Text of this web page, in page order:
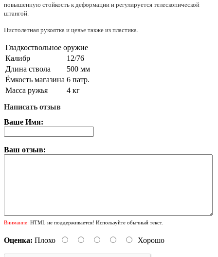
повышенную стойкость к деформации и регулируется телескопической
штангой.
Пистолетная рукоятка и цевье также из пластика.
Гладкоствольное оружие
Калибр
12/76
Длина ствола
500 мм
Ёмкость магазина 6 патр.
Масса ружья
4 кг
Написать отзыв
Ваше Имя:
Ваш отзыв:
Внимание: HTML не поддерживается! Используйте обычный текст.
Оценка: Плохо Хорошо